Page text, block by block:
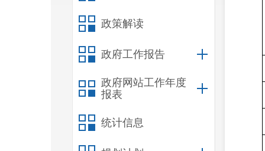
政策解读
政府工作报告
政府网站工作年度
报表
统计信息